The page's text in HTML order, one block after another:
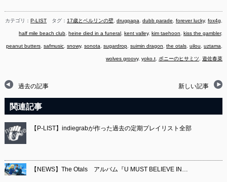
カテゴリ：P-LIST タグ： 17歳とベルリンの壁 ,drugpapa ,dubb parade ,forever lucky,fox4g
half mile beach club ,heine died in a funeral ,kent valley,kim taehoon ,kiss the gambler,
peanut butters ,safmusic ,snowy,sonota ,sugardrop ,suimin dragon ,the otals ,uilou ,uztama
wolves groovy,yoko.t ポニーのヒサミツ ,遊佐春菜
過去の記事 新しい記事
関連記事
【P-LIST】indiegrabが作った過去の定期プレイリスト全部
【NEWS】The Otals アルバム『U MUST BELIEVE IN…